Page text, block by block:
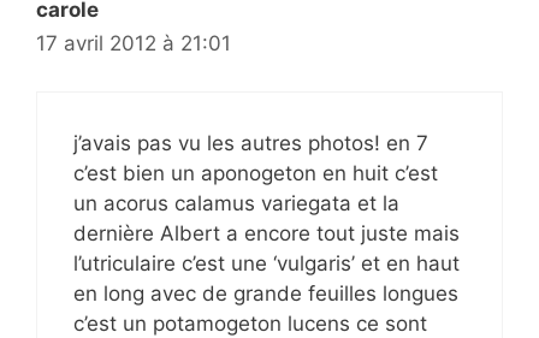
carole
17 avril 2012 à 21:01
j’avais pas vu les autres photos! en 7
c’est bien un aponogeton en huit c’est
un acorus calamus variegata et la
dernière Albert a encore tout juste mais
l’utriculaire c’est une ‘vulgaris’ et en haut
en long avec de grande feuilles longues
c’est un potamogeton lucens ce sont